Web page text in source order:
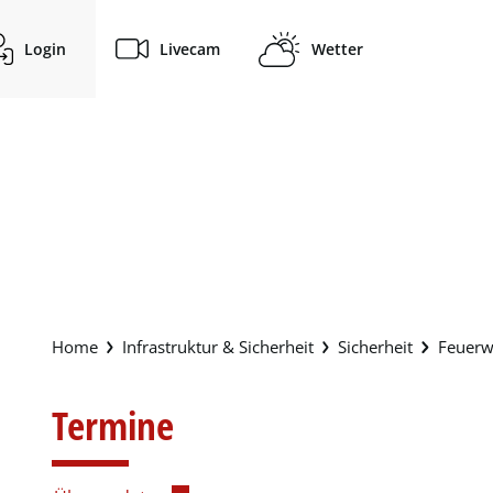
Login Livecam Wetter
Infrastruktur & Sicherheit Sicherheit
Termine